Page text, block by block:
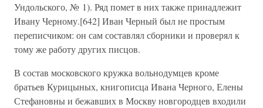
Ундольского, № 1). Ряд помет в них также принадлежит
Ивану Черному.[642] Иван Черный был не простым
переписчиком: он сам составлял сборники и проверял к
тому же работу других писцов.
В состав московского кружка вольнодумцев кроме
братьев Курицыных, книгописца Ивана Черного, Елены
Стефановны и бежавших в Москву новгородцев входили